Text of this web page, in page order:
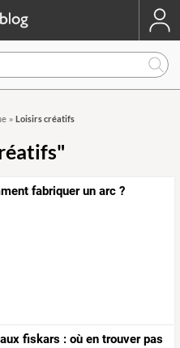
» Loisirs créatifs
fabriquer un arc ?
fiskars : où en trouver pas